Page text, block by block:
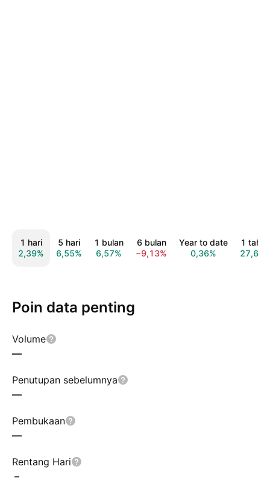
1 hari
2,39%
5 hari
6,55%
1 bulan
6,57%
6 bulan
−9,13%
Year to date
0,36%
1 tahun
Poin data penting
Volume
—
Penutupan sebelumnya
—
Pembukaan
—
Rentang Hari
–